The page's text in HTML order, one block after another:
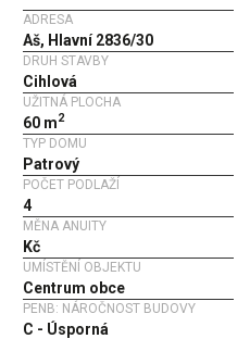
ADRESA
Aš, Hlavní 2836/30
DRUH STAVBY
Cihlová
UŽITNÁ PLOCHA
60 m2
TYP DOMU
Patrový
POČET PODLAŽÍ
4
MĚNA ANUITY
Kč
UMÍSTĚNÍ OBJEKTU
Centrum obce
PENB: NÁROČNOST BUDOVY
C - Úsporná